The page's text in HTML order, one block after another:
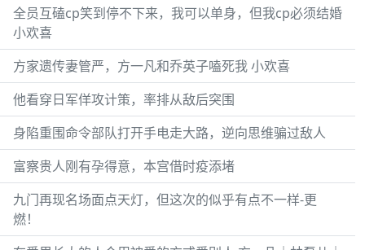
全员互磕cp笑到停不下来，我可以单身，但我cp必须结婚
小欢喜
方家遗传妻管严，方一凡和乔英子嗑死我 小欢喜
他看穿日军佯攻计策，率排从敌后突围
身陷重围命令部队打开手电走大路，逆向思维骗过敌人
富察贵人刚有孕得意，本宫借时疫添堵
九门再现名场面点天灯，但这次的似乎有点不一样-更
燃！